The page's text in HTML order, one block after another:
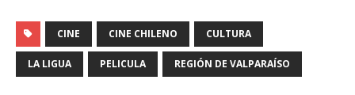
CINE CINE CHILENO CULTURA
LA LIGUA PELICULA REGIÓN DE VALPARAÍSO